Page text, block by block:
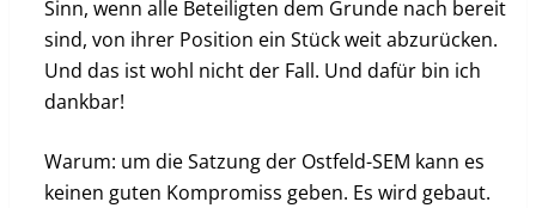
Sinn, wenn alle Beteiligten dem Grunde nach bereit
sind, von ihrer Position ein Stück weit abzurücken.
Und das ist wohl nicht der Fall. Und dafür bin ich
dankbar!
Warum: um die Satzung der Ostfeld-SEM kann es
keinen guten Kompromiss geben. Es wird gebaut.